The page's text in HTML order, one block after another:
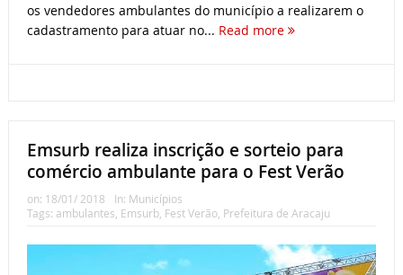
os vendedores ambulantes do município a realizarem o
cadastramento para atuar no... Read more
Emsurb realiza inscrição e sorteio para
comércio ambulante para o Fest Verão
on: 18/01/ 2018 In: Municípios
Tags: ambulantes Emsurb, Fest Verão, Prefeitura de Aracaju